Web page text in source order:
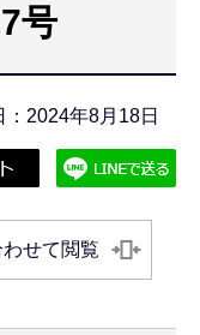
号
：2024年8月18日
せて閲覧